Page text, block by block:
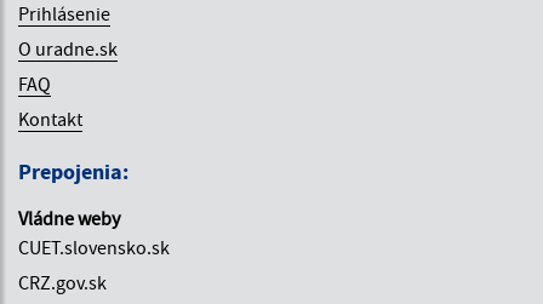
Prihlásenie
O uradne.sk
FAQ
Kontakt
Prepojenia:
Vládne weby
CUET.slovensko.sk
CRZ.gov.sk